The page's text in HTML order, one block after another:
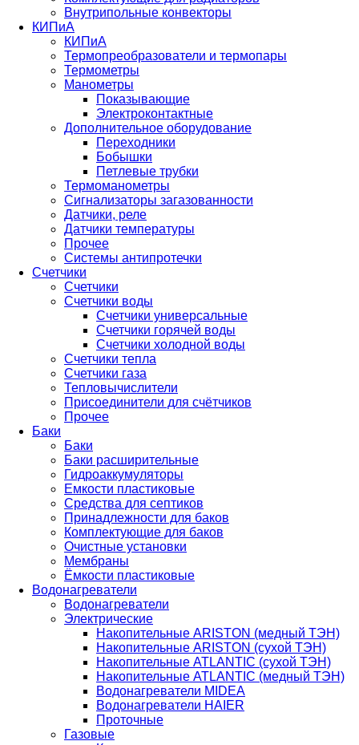
Внутрипольные конвекторы
КИПиА
КИПиА
Термопреобразователи и термопары
Термометры
Манометры
Показывающие
Электроконтактные
Дополнительное оборудование
Переходники
Бобышки
Петлевые трубки
Термоманометры
Сигнализаторы загазованности
Датчики, реле
Датчики температуры
Прочее
Системы антипротечки
Счетчики
Счетчики
Счетчики воды
Счетчики универсальные
Счетчики горячей воды
Счетчики холодной воды
Счетчики тепла
Счетчики газа
Тепловычислители
Присоединители для счётчиков
Прочее
Баки
Баки
Баки расширительные
Гидроаккумуляторы
Емкости пластиковые
Средства для септиков
Принадлежности для баков
Комплектующие для баков
Очистные установки
Мембраны
Ёмкости пластиковые
Водонагреватели
Водонагреватели
Электрические
Накопительные ARISTON (медный ТЭН)
Накопительные ARISTON (сухой ТЭН)
Накопительные ATLANTIC (сухой ТЭН)
Накопительные ATLANTIC (медный ТЭН)
Водонагреватели MIDEA
Водонагреватели HAIER
Проточные
Газовые